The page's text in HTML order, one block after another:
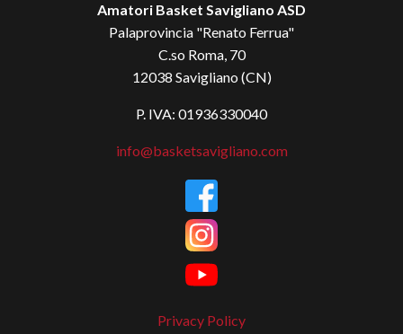
Amatori Basket Savigliano ASD
Palaprovincia "Renato Ferrua"
C.so Roma, 70
12038 Savigliano (CN)
P. IVA: 01936330040
info@basketsavigliano.com
Privacy Policy